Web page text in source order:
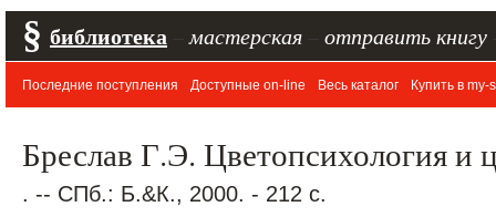
§ библиотека мастерская отправить книгу
Последние поступления Доступные on-line Весь каталог Купить в my-
Бреслав Г.Э. Цветопсихология и
. -- СПб.: Б.&К., 2000. - 212 с.